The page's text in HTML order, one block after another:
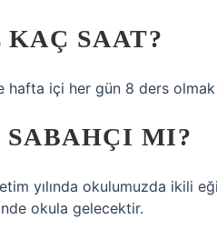
SAAT?
hafta içi her gün 8 ders
MI?
yılında okulumuzda ikili
okula gelecektir.